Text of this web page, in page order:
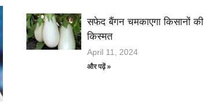
सफेद बैंगन चमकाएगा किसानों की
किस्मत
April 11, 2024
और पढ़ें »